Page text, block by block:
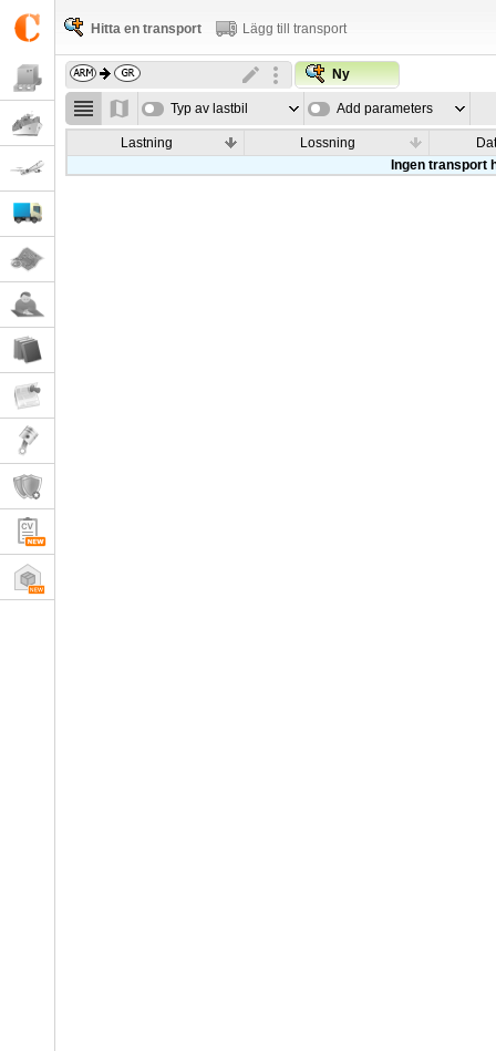
Hitta en transport Lägg till transport
Ny
Typ av lastbil Add parameters
Lastning Lossning
Ingen transport